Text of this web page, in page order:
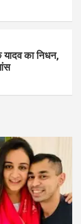
का निधन,